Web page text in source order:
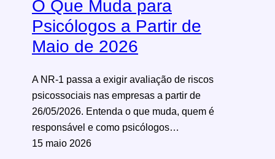
O Que Muda para
Psicólogos a Partir de
Maio de 2026
A NR-1 passa a exigir avaliação de riscos
psicossociais nas empresas a partir de
26/05/2026. Entenda o que muda, quem é
responsável e como psicólogos…
15 maio 2026